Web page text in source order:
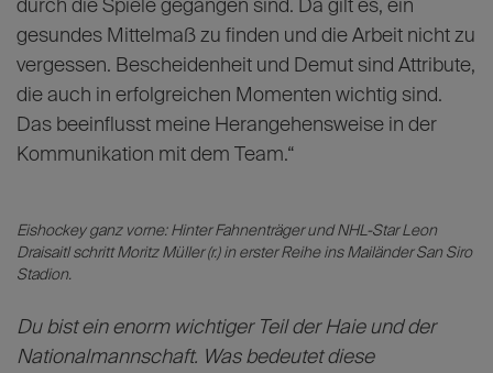
durch die Spiele gegangen sind. Da gilt es, ein
gesundes Mittelmaß zu finden und die Arbeit nicht zu
vergessen. Bescheidenheit und Demut sind Attribute,
die auch in erfolgreichen Momenten wichtig sind.
Das beeinflusst meine Herangehensweise in der
Kommunikation mit dem Team.“